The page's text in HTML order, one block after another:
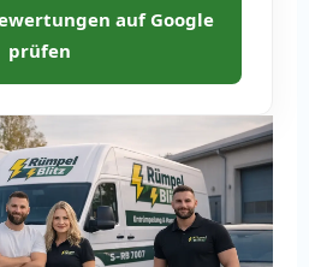
auf Google
prüfen